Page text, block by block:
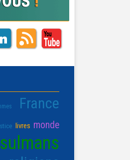
France
livres monde